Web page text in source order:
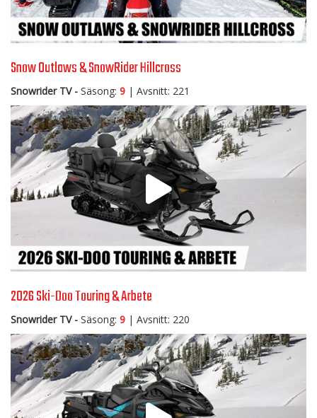
Snow Outlaws & SnowRider Hillcross
Snowrider TV - Säsong: 9 | Avsnitt: 221
2026 Ski-Doo Touring & Arbete
Snowrider TV - Säsong: 9 | Avsnitt: 220